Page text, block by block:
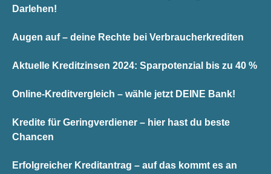
Darlehen!
Augen auf – deine Rechte bei Verbraucherkrediten
Aktuelle Kreditzinsen 2024: Sparpotenzial bis zu 40 %
Online-Kreditvergleich – wähle jetzt DEINE Bank!
Kredite für Geringverdiener – hier hast du beste
Chancen
Erfolgreicher Kreditantrag – auf das kommt es an